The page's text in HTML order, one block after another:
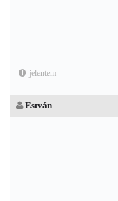
jelentem
Estván